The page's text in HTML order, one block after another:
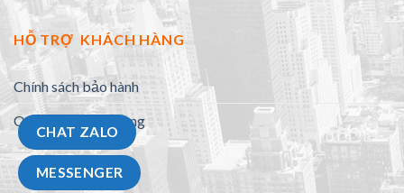
HỖ TRỢ KHÁCH HÀNG
Chính sách bảo hành
Quy định đổi trả hàng
CHAT ZALO
MESSENGER